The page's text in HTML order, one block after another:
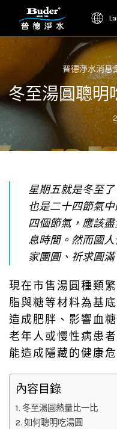
普德淨水消息
冬至湯圓聰明
星期五就是冬至
也是二十四節氣
四個節氣，應該
息時間。然而國
家團圓、祈求圓
現在市售湯圓種類
脂與糖等材料為基
造成肥胖、影響血
老年人或慢性病患
能造成隱藏的健康危
內容目錄
冬至湯圓熱量比一比
如何聰明吃湯圓